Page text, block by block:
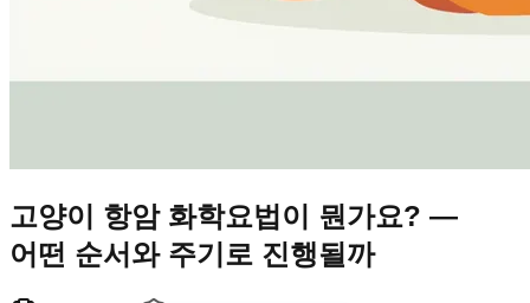
고양이 항암 화학요법이 뭔가요? —
어떤 순서와 주기로 진행될까